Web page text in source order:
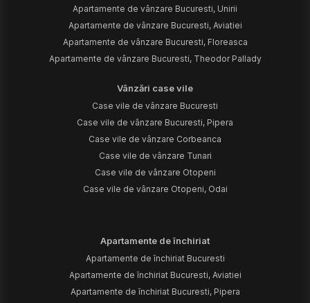
Apartamente de vânzare Bucuresti, Unirii
Apartamente de vânzare Bucuresti, Aviatiei
Apartamente de vânzare Bucuresti, Floreasca
Apartamente de vânzare Bucuresti, Theodor Pallady
Vânzări case vile
Case vile de vânzare Bucuresti
Case vile de vânzare Bucuresti, Pipera
Case vile de vânzare Corbeanca
Case vile de vânzare Tunari
Case vile de vânzare Otopeni
Case vile de vânzare Otopeni, Odai
Apartamente de închiriat
Apartamente de închiriat Bucuresti
Apartamente de închiriat Bucuresti, Aviatiei
Apartamente de închiriat Bucuresti, Pipera